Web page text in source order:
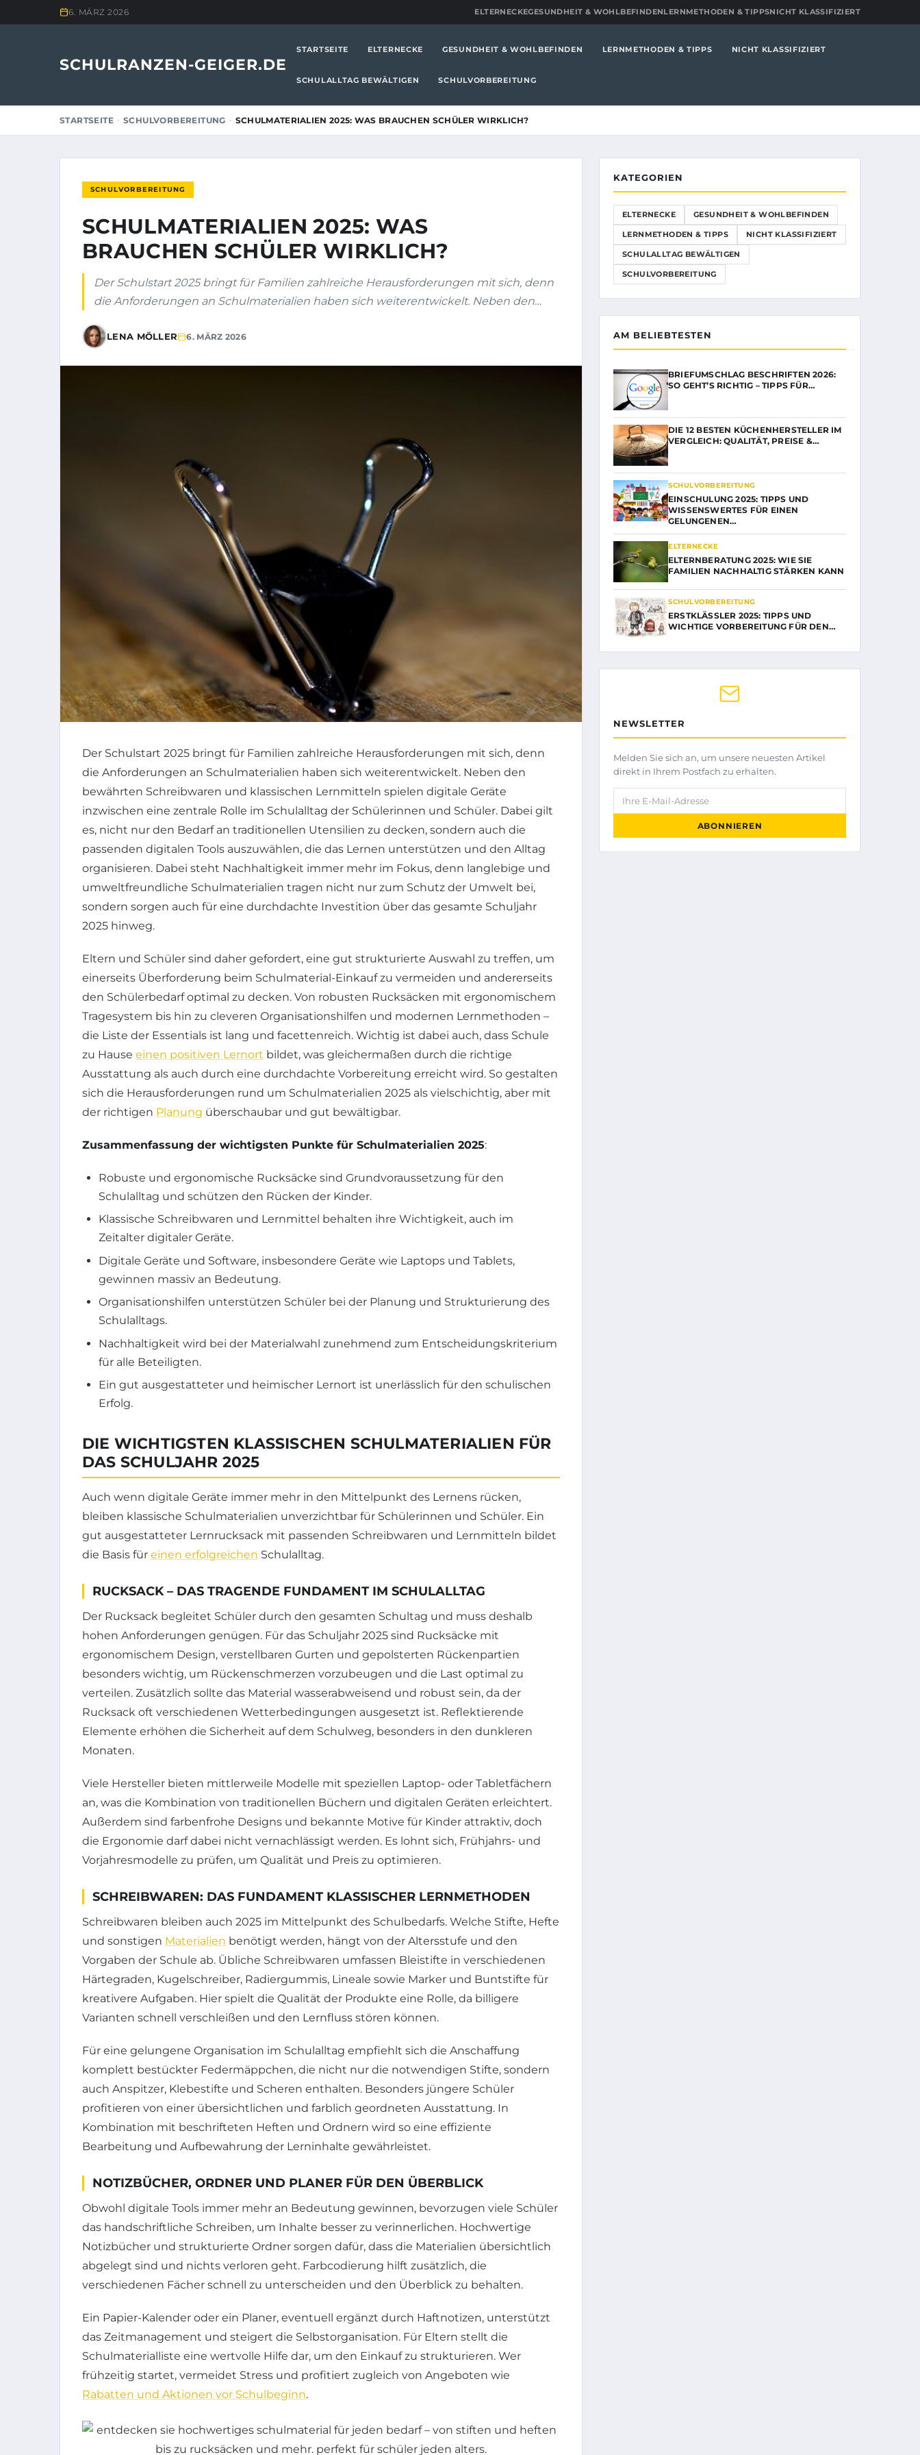
6. MÄRZ 2026 ELTERNECKEGESUNDHEIT & WOHLBEFINDENLERNMETHODEN & TIPPSNICHT KLASSIFIZIERT
SCHULRANZEN-GEIGER.DE
STARTSEITE ELTERNECKE GESUNDHEIT & WOHLBEFINDEN LERNMETHODEN & TIPPS NICHT KLASSIFIZIERT
SCHULALLTAG BEWÄLTIGEN SCHULVORBEREITUNG
STARTSEITE SCHULVORBEREITUNG SCHULMATERIALIEN 2025: WAS BRAUCHEN SCHÜLER WIRKLICH?
SCHULVORBEREITUNG
SCHULMATERIALIEN 2025: WAS
BRAUCHEN SCHÜLER WIRKLICH?
Der Schulstart 2025 bringt für Familien zahlreiche Herausforderungen mit sich, denn
die Anforderungen an Schulmaterialien haben sich weiterentwickelt. Neben den…
LENA MÖLLER 6. MÄRZ 2026
Der Schulstart 2025 bringt für Familien zahlreiche Herausforderungen mit sich, denn
die Anforderungen an Schulmaterialien haben sich weiterentwickelt. Neben den
bewährten Schreibwaren und klassischen Lernmitteln spielen digitale Geräte
inzwischen eine zentrale Rolle im Schulalltag der Schülerinnen und Schüler. Dabei gilt
es, nicht nur den Bedarf an traditionellen Utensilien zu decken, sondern auch die
passenden digitalen Tools auszuwählen, die das Lernen unterstützen und den Alltag
organisieren. Dabei steht Nachhaltigkeit immer mehr im Fokus, denn langlebige und
umweltfreundliche Schulmaterialien tragen nicht nur zum Schutz der Umwelt bei,
sondern sorgen auch für eine durchdachte Investition über das gesamte Schuljahr
2025 hinweg.
Eltern und Schüler sind daher gefordert, eine gut strukturierte Auswahl zu treffen, um
einerseits Überforderung beim Schulmaterial-Einkauf zu vermeiden und andererseits
den Schülerbedarf optimal zu decken. Von robusten Rucksäcken mit ergonomischem
Tragesystem bis hin zu cleveren Organisationshilfen und modernen Lernmethoden –
die Liste der Essentials ist lang und facettenreich. Wichtig ist dabei auch, dass Schule
zu Hause einen positiven Lernort bildet, was gleichermaßen durch die richtige
Ausstattung als auch durch eine durchdachte Vorbereitung erreicht wird. So gestalten
sich die Herausforderungen rund um Schulmaterialien 2025 als vielschichtig, aber mit
der richtigen Planung überschaubar und gut bewältigbar.
Zusammenfassung der wichtigsten Punkte für Schulmaterialien 2025:
Robuste und ergonomische Rucksäcke sind Grundvoraussetzung für den
Schulalltag und schützen den Rücken der Kinder.
Klassische Schreibwaren und Lernmittel behalten ihre Wichtigkeit, auch im
Zeitalter digitaler Geräte.
Digitale Geräte und Software, insbesondere Geräte wie Laptops und Tablets,
gewinnen massiv an Bedeutung.
Organisationshilfen unterstützen Schüler bei der Planung und Strukturierung des
Schulalltags.
Nachhaltigkeit wird bei der Materialwahl zunehmend zum Entscheidungskriterium
für alle Beteiligten.
Ein gut ausgestatteter und heimischer Lernort ist unerlässlich für den schulischen
Erfolg.
DIE WICHTIGSTEN KLASSISCHEN SCHULMATERIALIEN FÜR
DAS SCHULJAHR 2025
Auch wenn digitale Geräte immer mehr in den Mittelpunkt des Lernens rücken,
bleiben klassische Schulmaterialien unverzichtbar für Schülerinnen und Schüler. Ein
gut ausgestatteter Lernrucksack mit passenden Schreibwaren und Lernmitteln bildet
die Basis für einen erfolgreichen Schulalltag.
RUCKSACK – DAS TRAGENDE FUNDAMENT IM SCHULALLTAG
Der Rucksack begleitet Schüler durch den gesamten Schultag und muss deshalb
hohen Anforderungen genügen. Für das Schuljahr 2025 sind Rucksäcke mit
ergonomischem Design, verstellbaren Gurten und gepolsterten Rückenpartien
besonders wichtig, um Rückenschmerzen vorzubeugen und die Last optimal zu
verteilen. Zusätzlich sollte das Material wasserabweisend und robust sein, da der
Rucksack oft verschiedenen Wetterbedingungen ausgesetzt ist. Reflektierende
Elemente erhöhen die Sicherheit auf dem Schulweg, besonders in den dunkleren
Monaten.
Viele Hersteller bieten mittlerweile Modelle mit speziellen Laptop- oder Tabletfächern
an, was die Kombination von traditionellen Büchern und digitalen Geräten erleichtert.
Außerdem sind farbenfrohe Designs und bekannte Motive für Kinder attraktiv, doch
die Ergonomie darf dabei nicht vernachlässigt werden. Es lohnt sich, Frühjahrs- und
Vorjahresmodelle zu prüfen, um Qualität und Preis zu optimieren.
SCHREIBWAREN: DAS FUNDAMENT KLASSISCHER LERNMETHODEN
Schreibwaren bleiben auch 2025 im Mittelpunkt des Schulbedarfs. Welche Stifte, Hefte
und sonstigen Materialien benötigt werden, hängt von der Altersstufe und den
Vorgaben der Schule ab. Übliche Schreibwaren umfassen Bleistifte in verschiedenen
Härtegraden, Kugelschreiber, Radiergummis, Lineale sowie Marker und Buntstifte für
kreativere Aufgaben. Hier spielt die Qualität der Produkte eine Rolle, da billigere
Varianten schnell verschleißen und den Lernfluss stören können.
Für eine gelungene Organisation im Schulalltag empfiehlt sich die Anschaffung
komplett bestückter Federmäppchen, die nicht nur die notwendigen Stifte, sondern
auch Anspitzer, Klebestifte und Scheren enthalten. Besonders jüngere Schüler
profitieren von einer übersichtlichen und farblich geordneten Ausstattung. In
Kombination mit beschrifteten Heften und Ordnern wird so eine effiziente
Bearbeitung und Aufbewahrung der Lerninhalte gewährleistet.
NOTIZBÜCHER, ORDNER UND PLANER FÜR DEN ÜBERBLICK
Obwohl digitale Tools immer mehr an Bedeutung gewinnen, bevorzugen viele Schüler
das handschriftliche Schreiben, um Inhalte besser zu verinnerlichen. Hochwertige
Notizbücher und strukturierte Ordner sorgen dafür, dass die Materialien übersichtlich
abgelegt sind und nichts verloren geht. Farbcodierung hilft zusätzlich, die
verschiedenen Fächer schnell zu unterscheiden und den Überblick zu behalten.
Ein Papier-Kalender oder ein Planer, eventuell ergänzt durch Haftnotizen, unterstützt
das Zeitmanagement und steigert die Selbstorganisation. Für Eltern stellt die
Schulmaterialliste eine wertvolle Hilfe dar, um den Einkauf zu strukturieren. Wer
frühzeitig startet, vermeidet Stress und profitiert zugleich von Angeboten wie
Rabatten und Aktionen vor Schulbeginn.
KATEGORIEN
ELTERNECKE GESUNDHEIT & WOHLBEFINDEN
LERNMETHODEN & TIPPS NICHT KLASSIFIZIERT
SCHULALLTAG BEWÄLTIGEN
SCHULVORBEREITUNG
AM BELIEBTESTEN
BRIEFUMSCHLAG BESCHRIFTEN 2026:
SO GEHT’S RICHTIG – TIPPS FÜR…
DIE 12 BESTEN KÜCHENHERSTELLER IM
VERGLEICH: QUALITÄT, PREISE &…
SCHULVORBEREITUNG
EINSCHULUNG 2025: TIPPS UND
WISSENSWERTES FÜR EINEN
GELUNGENEN…
ELTERNECKE
ELTERNBERATUNG 2025: WIE SIE
FAMILIEN NACHHALTIG STÄRKEN KANN
SCHULVORBEREITUNG
ERSTKLÄSSLER 2025: TIPPS UND
WICHTIGE VORBEREITUNG FÜR DEN…
NEWSLETTER
Melden Sie sich an, um unsere neuesten Artikel
direkt in Ihrem Postfach zu erhalten.
Ihre E-Mail-Adresse
ABONNIEREN